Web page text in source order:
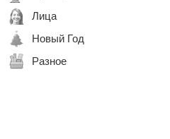
Лица
Новый Год
Разное